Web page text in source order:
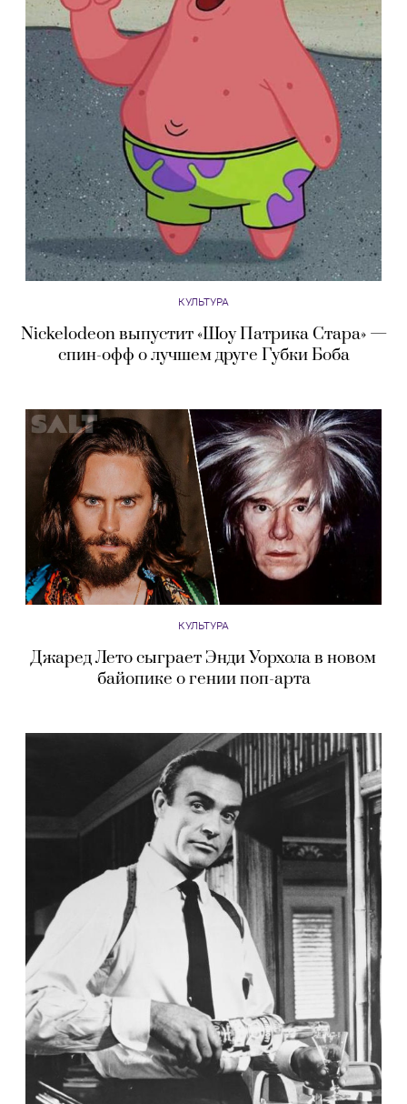
КУЛЬТУРА
Nickelodeon выпустит «Шоу Патрика Стара» —
спин-офф о лучшем друге Губки Боба
КУЛЬТУРА
Джаред Лето сыграет Энди Уорхола в новом
байопике о гении поп-арта